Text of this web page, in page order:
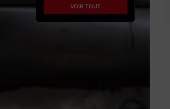
VOIR TOUT